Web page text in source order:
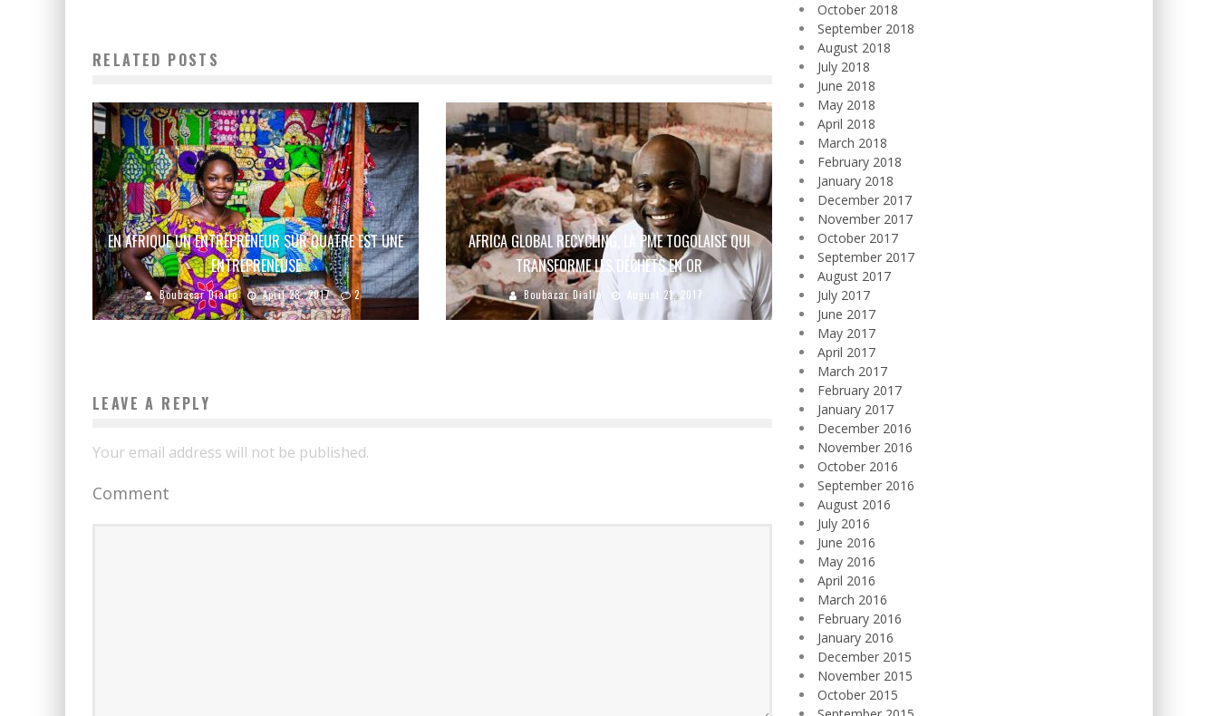
RELATED POSTS
EN AFRIQUE UN ENTREPRENEUR SUR QUATRE EST UNE
ENTREPRENEUSE
Boubacar Diallo April 28, 2017 2
AFRICA GLOBAL RECYCLING, LA PME TOGOLAISE QUI
TRANSFORME LES DÉCHETS EN OR
Boubacar Diallo August 21, 2017
LEAVE A REPLY
Your email address will not be published.
Comment
October 2018
September 2018
August 2018
July 2018
June 2018
May 2018
April 2018
March 2018
February 2018
January 2018
December 2017
November 2017
October 2017
September 2017
August 2017
July 2017
June 2017
May 2017
April 2017
March 2017
February 2017
January 2017
December 2016
November 2016
October 2016
September 2016
August 2016
July 2016
June 2016
May 2016
April 2016
March 2016
February 2016
January 2016
December 2015
November 2015
October 2015